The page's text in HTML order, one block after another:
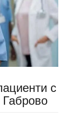
с
Габрово